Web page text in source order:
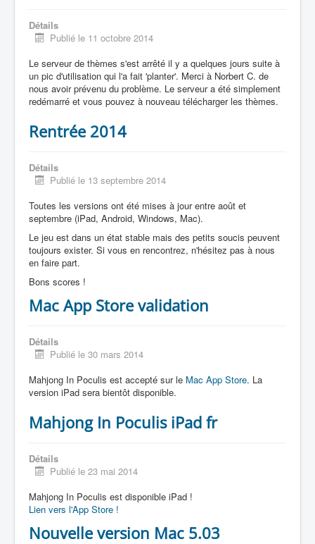
Détails
Publié le 11 octobre 2014
Le serveur de thèmes s'est arrêté il y a quelques jours suite à
un pic d'utilisation qui l'a fait 'planter'. Merci à Norbert C. de
nous avoir prévenu du problème. Le serveur a été simplement
redémarré et vous pouvez à nouveau télécharger les thèmes.
Rentrée 2014
Détails
Publié le 13 septembre 2014
Toutes les versions ont été mises à jour entre août et
septembre (iPad, Android, Windows, Mac).
Le jeu est dans un état stable mais des petits soucis peuvent
toujours exister. Si vous en rencontrez, n'hésitez pas à nous
en faire part.
Bons scores !
Mac App Store validation
Détails
Publié le 30 mars 2014
Mahjong In Poculis est accepté sur le Mac App Store. La
version iPad sera bientôt disponible.
Mahjong In Poculis iPad fr
Détails
Publié le 23 mai 2014
Mahjong In Poculis est disponible iPad !
Lien vers l'App Store !
Nouvelle version Mac 5.03